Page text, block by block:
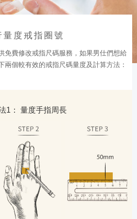
量度戒指圈號
免費修改戒指尺碼服務，如果男仕們想給
兩個較有效的戒指尺碼量度及計算方法：
1： 量度手指周長